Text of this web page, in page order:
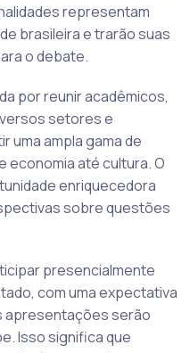
representam
brasileira e trarão suas
o debate.
por reunir acadêmicos,
setores e
uma ampla gama de
economia até cultura. O
enriquecedora
sobre questões
presencialmente
com uma expectativa
apresentações serão
Isso significa que